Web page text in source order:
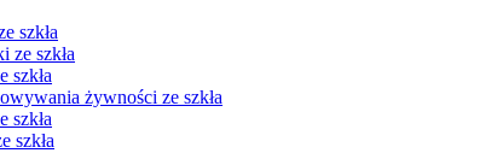
szkła
ze szkła
szkła
żywności ze szkła
szkła
szkła